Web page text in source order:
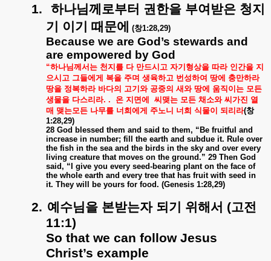
1.
하나님께로부터 권한을 부여받은 청지
기
이기 때문에 (창1:28,29)
Because we are God’s stewards and
are empowered by God
“하나님께서는 천지를 다 만드시고 자기형상을 따라 인간을 지
으시고 그들에게 복을 주며 생육하고 번성하여 땅에 충만하라
땅을 정복하라 바다의 고기와 공중의 새와 땅에 움직이는 모든
생물을 다스리라. . 온 지면에 씨맺는 모든 채소와 씨가진 열
매 맺는모든 나무를 너희에게 주노니 너희 식물이 되리라(창
1:28,29)
28 God blessed them and said to them, “Be fruitful and
increase in number; fill the earth and subdue it. Rule over
the fish in the sea and the birds in the sky and over every
living creature that moves on the ground.” 29 Then God
said, “I give you every seed-bearing plant on the face of
the whole earth and every tree that has fruit with seed in
it. They will be yours for food. (Genesis 1:28,29)
2. 예수님을 본받는자 되기 위해서 (고전
11:1)
So that we can follow Jesus
Christ’s example